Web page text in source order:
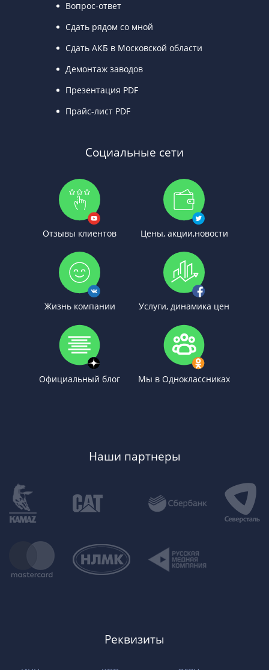
Вопрос-ответ
Сдать рядом со мной
Сдать АКБ в Московской области
Демонтаж заводов
Презентация PDF
Прайс-лист PDF
Социальные сети
Отзывы клиентов Цены, акции,новости
Жизнь компании Услуги, динамика цен
Официальный блог Мы в Одноклассниках
Наши партнеры
Реквизиты